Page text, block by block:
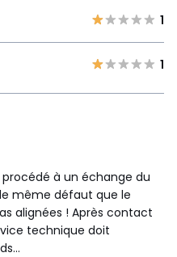
1
1
à un échange du
même défaut que le
alignées ! Après contact
technique doit